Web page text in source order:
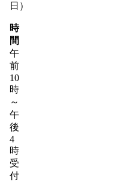
日）
時
間
午
前
10
時
～
午
後
4
時
受
付